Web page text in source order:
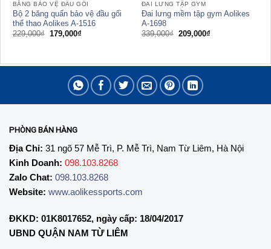
BĂNG BẢO VỆ ĐẦU GỐI
Bộ 2 băng quấn bảo vệ đầu gối
thể thao Aolikes A-1516
229,000₫ Giá
179,000₫Giá
179,000₫.
ĐAI LƯNG TẬP GYM
Đai lưng mềm tập gym Aolikes
A-1698
339,000₫ Giá
209,000₫Giá
209,000₫.
PHÒNG BÁN HÀNG
Địa Chỉ: 31 ngõ 57 Mễ Trì, P. Mễ Trì, Nam Từ Liêm, Hà Nội
Kinh Doanh: 098.103.8268
Zalo Chat: 098.103.8268
Website: www.aolikessports.com
ĐKKD: 01K8017652, ngày cấp: 18/04/2017
UBND QUẬN NAM TỪ LIÊM